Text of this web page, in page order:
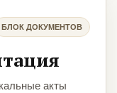
БЛОК ДОКУМЕНТОВ
акты